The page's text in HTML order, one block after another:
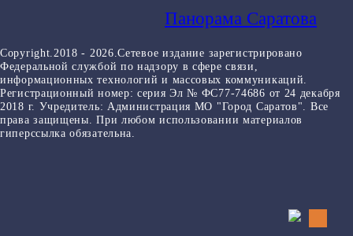
Панорама Саратова
Copyright.2018 - 2026.Сетевое издание зарегистрировано
Федеральной службой по надзору в сфере связи,
информационных технологий и массовых коммуникаций.
Регистрационный номер: серия Эл № ФС77-74686 от 24 декабря
2018 г. Учредитель: Администрация МО "Город Саратов". Все
права защищены. При любом использовании материалов
гиперссылка обязательна.